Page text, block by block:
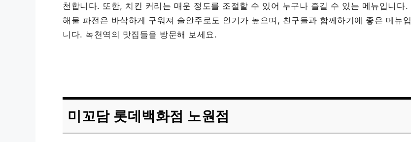
천합니다. 또한, 치킨 커리는 매운 정도를 조절할 수 있어 누구나 즐길 수 있는 메뉴입니다.
해물 파전은 바삭하게 구워져 술안주로도 인기가 높으며, 친구들과 함께하기에 좋은 메뉴입
니다. 녹천역의 맛집들을 방문해 보세요.
미꼬담 롯데백화점 노원점